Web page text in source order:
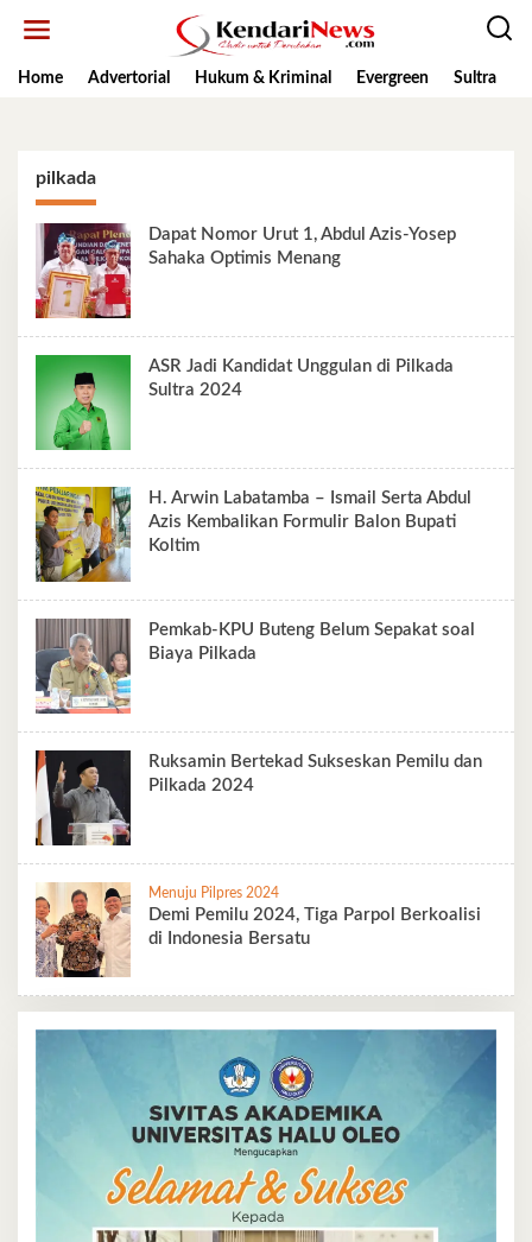
Home
Advertorial Hukum & Kriminal Evergreen Sultra
pilkada
Dapat Nomor Urut 1, Abdul Azis-Yosep
Sahaka Optimis Menang
ASR Jadi Kandidat Unggulan di Pilkada
Sultra 2024
H. Arwin Labatamba – Ismail Serta Abdul
Azis Kembalikan Formulir Balon Bupati
Koltim
Pemkab-KPU Buteng Belum Sepakat soal
Biaya Pilkada
Ruksamin Bertekad Sukseskan Pemilu dan
Pilkada 2024
Menuju Pilpres 2024
Demi Pemilu 2024, Tiga Parpol Berkoalisi
di Indonesia Bersatu